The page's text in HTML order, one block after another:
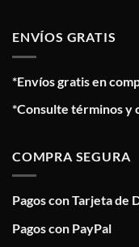
ENVÍOS GRATIS
*Envíos gratis en
*Consulte términos y
COMPRA SEGURA
Pagos con Tarjeta de
Pagos con PayPal